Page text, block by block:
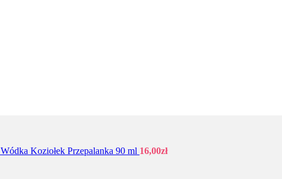
Wódka Koziołek Przepalanka 90 ml 16,00zł